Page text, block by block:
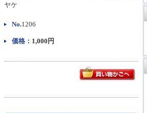
ヤケ
No.1206
価格： 1,000円